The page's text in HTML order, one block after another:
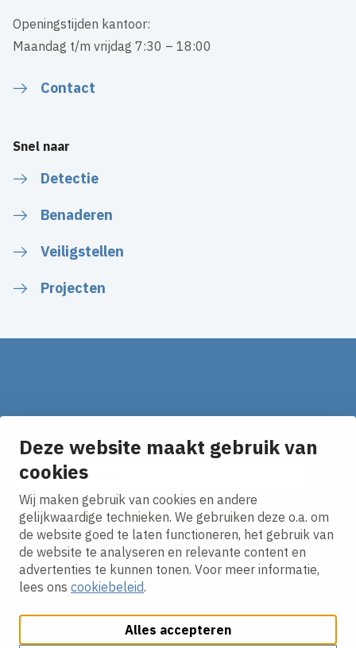
Deze website maakt gebruik van
cookies
Wij maken gebruik van cookies en andere
gelijkwaardige technieken. We gebruiken deze o.a. om
de website goed te laten functioneren, het gebruik van
de website te analyseren en relevante content en
advertenties te kunnen tonen. Voor meer informatie,
lees ons cookiebeleid.
Alles accepteren
Openingstijden kantoor:
Maandag t/m vrijdag 7:30 – 18:00
Contact
Snel naar
Detectie
Benaderen
Veiligstellen
Projecten
Ontvang onze nieuws alerts in je mailbox!
E-mailadres
Ik ga akkoord met hetprivacy statement.
Cookies aanpassenCookie beleidPrivacy policy